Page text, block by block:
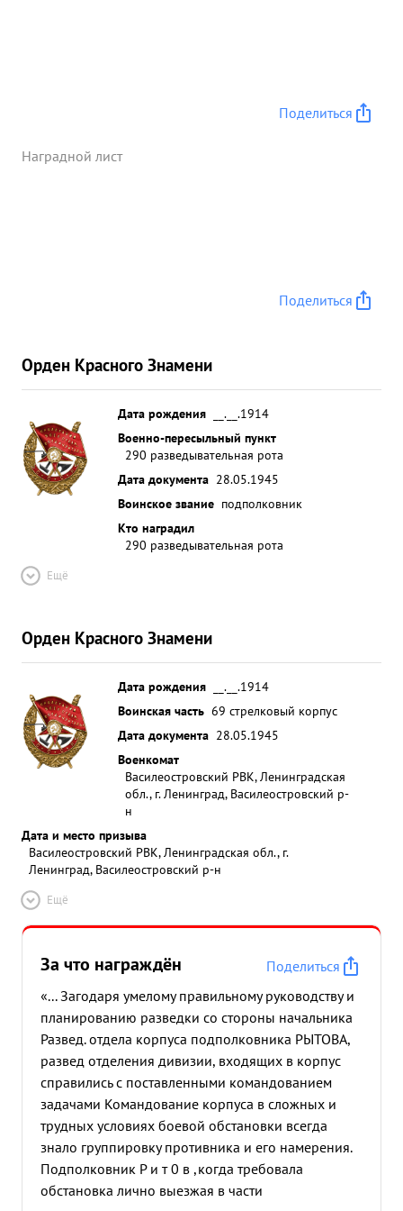
Поделиться
Наградной лист
Поделиться
Орден Красного Знамени
Дата рождения
__.__.1914
Военно-пересыльный пункт
290 разведывательная рота
Дата документа 28.05.1945
Воинское звание подполковник
Кто наградил
290 разведывательная рота
Ещё
Орден Красного Знамени
Дата рождения
__.__.1914
Воинская часть 69 стрелковый корпус
Дата документа 28.05.1945
Военкомат
Василеостровский РВК, Ленинградская
обл., г. Ленинград, Василеостровский р-
н
Дата и место призыва
Василеостровский РВК, Ленинградская обл., г.
Ленинград, Василеостровский р-н
Ещё
За что награждён
Поделиться
«... Загодаря умелому правильному руководству и
планированию разведки со стороны начальника
Развед. отдела корпуса подполковника РЫТОВА,
развед отделения дивизии, входящих в корпус
справились с поставленными командованием
задачами Командование корпуса в сложных и
трудных условиях боевой обстановки всегда
знало группировку противника и его намерения.
Подполковник Р и т 0 в ,когда требовала
обстановка лично выезжая в части